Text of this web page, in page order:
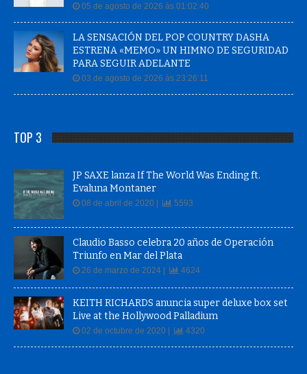
05 de agosto de 2026 às 01:02:40
LA SENSACIÓN DEL POP COUNTRY DASHA
ESTRENA «MEMO» UN HIMNO DE SEGURIDAD
PARA SEGUIR ADELANTE
03 de agosto de 2026 às 23:26:11
TOP 3
JP SAXE lanza If The World Was Ending ft.
Evaluna Montaner
08 de abril de 2020 | 5593
Claudio Basso celebra 20 años de Operación
Triunfo en Mar del Plata
26 de marzo de 2024 | 4624
KEITH RICHARDS anuncia super deluxe box set
Live at the Hollywood Palladium
02 de octubre de 2020 | 4320